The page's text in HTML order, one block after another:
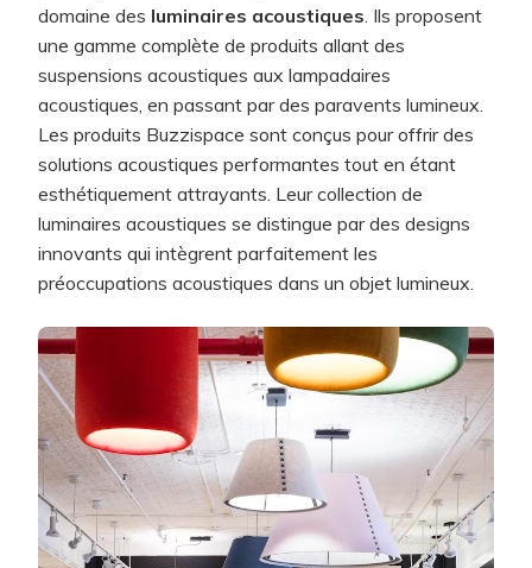
domaine des luminaires acoustiques. Ils proposent
une gamme complète de produits allant des
suspensions acoustiques aux lampadaires
acoustiques, en passant par des paravents lumineux.
Les produits Buzzispace sont conçus pour offrir des
solutions acoustiques performantes tout en étant
esthétiquement attrayants. Leur collection de
luminaires acoustiques se distingue par des designs
innovants qui intègrent parfaitement les
préoccupations acoustiques dans un objet lumineux.